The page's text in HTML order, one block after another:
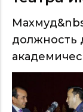
должность